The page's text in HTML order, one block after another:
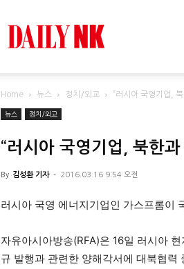
Home 뉴스 정치/외교 “러시아 국영기업,
뉴스 정치/외교
“러시아 국영기업, 북한
By 김성환 기자 - 2016.03.16 9:54 오전
러시아 국영 에너지기업인 가스프롬이
자유아시아방송(RFA)은 16일 러시아
규 발행과 관련한 양해각서에 대북협력